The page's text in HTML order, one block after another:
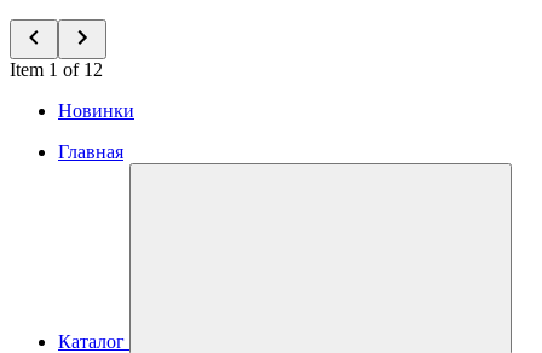
Item 1 of 12
Новинки
Главная
Каталог